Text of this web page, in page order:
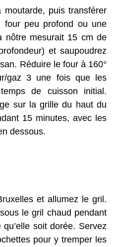
moutarde, puis transférer
peu profond ou une
nôtre mesurait 15 cm de
et saupoudrez
Réduire le four à 160°
gaz 3 une fois que les
de cuisson initial.
sur la grille du haut du
15 minutes, avec les
dessous.
et allumez le gril.
le gril chaud pendant
soit dorée. Servez
pour y tremper les